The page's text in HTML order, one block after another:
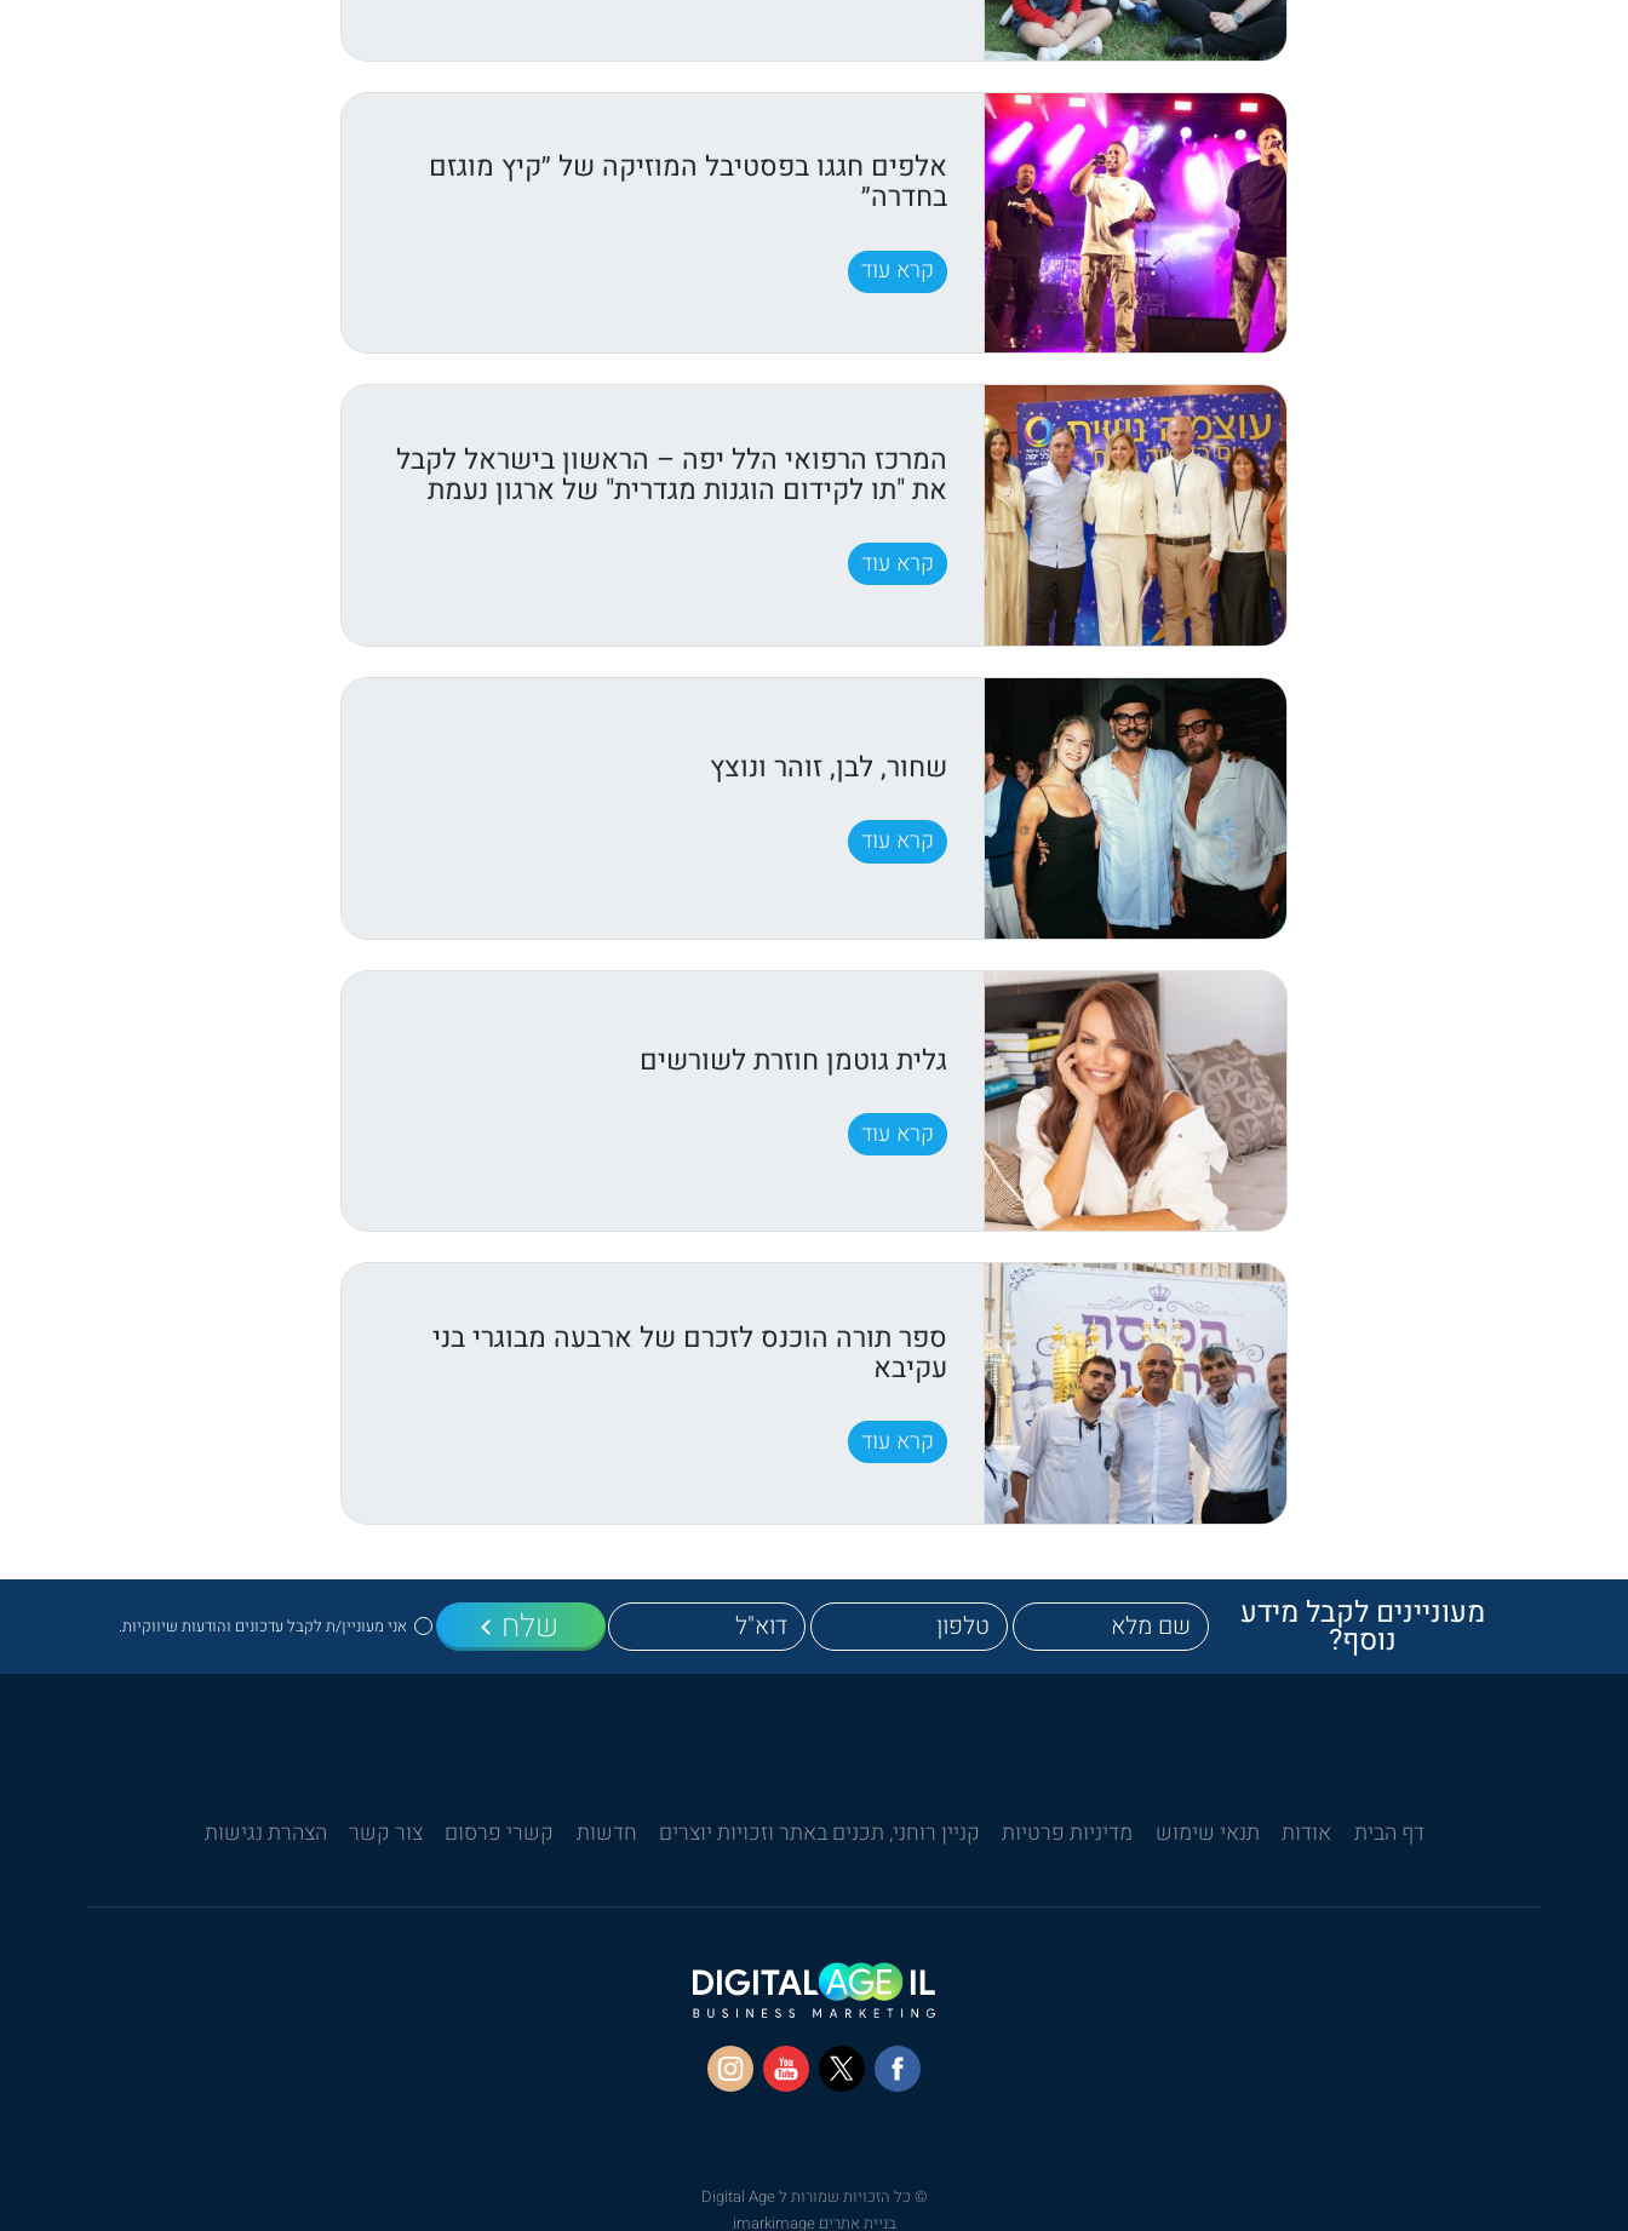
אלפים חגגו בפסטיבל המוזיקה של ״קיץ מוגזם
בחדרה״
קרא עוד
המרכז הרפואי הלל יפה – הראשון בישראל לקבל
את "תו לקידום הוגנות מגדרית" של ארגון נעמת
קרא עוד
שחור, לבן, זוהר ונוצץ
קרא עוד
גלית גוטמן חוזרת לשורשים
קרא עוד
ספר תורה הוכנס לזכרם של ארבעה מבוגרי בני
עקיבא
קרא עוד
מעוניינים לקבל מידע
נוסף? אני מעוניין/ת לקבל עדכונים והודעות שיווקיות. שלח
דף הבית אודות תנאי שימוש מדיניות פרטיות קניין רוחני, תכנים באתר וזכויות יוצרים חדשות קשרי פרסום צור קשר הצהרת נגישות
© כל הזכויות שמורות ל Digital Age
בניית אתרים imarkimage